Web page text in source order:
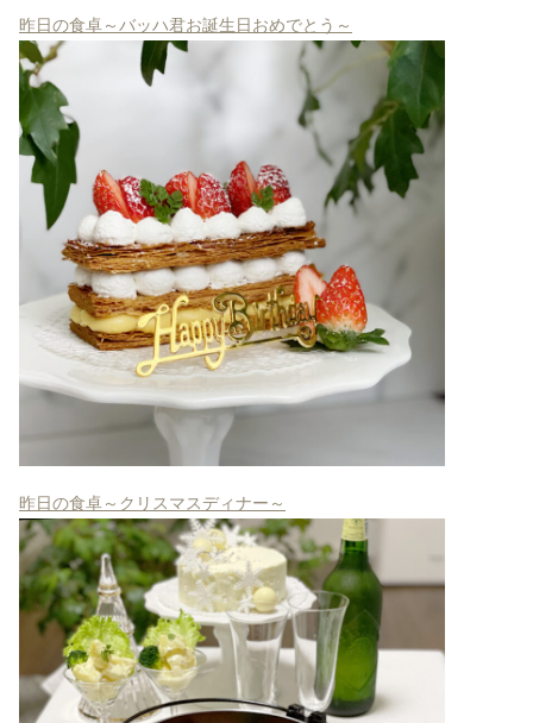
昨日の食卓～バッハ君お誕生日おめでとう～
昨日の食卓～クリスマスディナー～